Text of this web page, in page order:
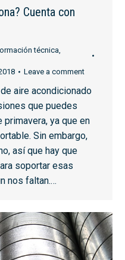
Cuenta con
técnica,
Leave a comment
aire acondicionado
que puedes
ya que en
Sin embargo,
así que hay que
soportar esas
nos faltan.…